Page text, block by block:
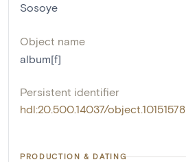
Sosoye
Object name
album[f]
Persistent identifier
hdl:20.500.14037/object.10151578
PRODUCTION & DATING